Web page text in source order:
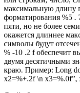
максимальную длину
форматирования %5 .
пяти, но не более
окажется длиннее
символы будут
% -10 .2 f обеспечит
двумя десятичными
краю. Пример: Long
x2=%+.2f \n x3=%.0f”,